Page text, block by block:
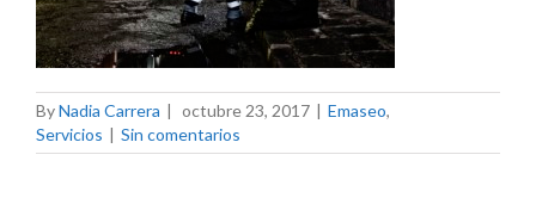
ByNadia Carrera | octubre 23, 2017 | Emaseo,
Servicios | Sin comentarios